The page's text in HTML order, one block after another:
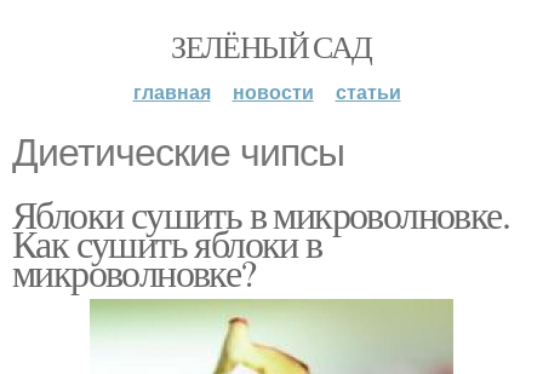
ЗЕЛЁНЫЙ САД
главная новости статьи
Диетические чипсы
Яблоки сушить в микроволновке.
Как сушить яблоки в
микроволновке?